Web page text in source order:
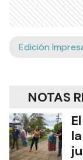
Edición
NOTAS